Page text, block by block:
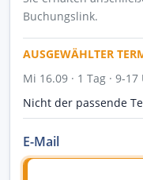
Buchungslink.
AUSGEWÄHLTER
Mi 16.09 · 1 Tag · 9-
Nicht der passende
E-Mail